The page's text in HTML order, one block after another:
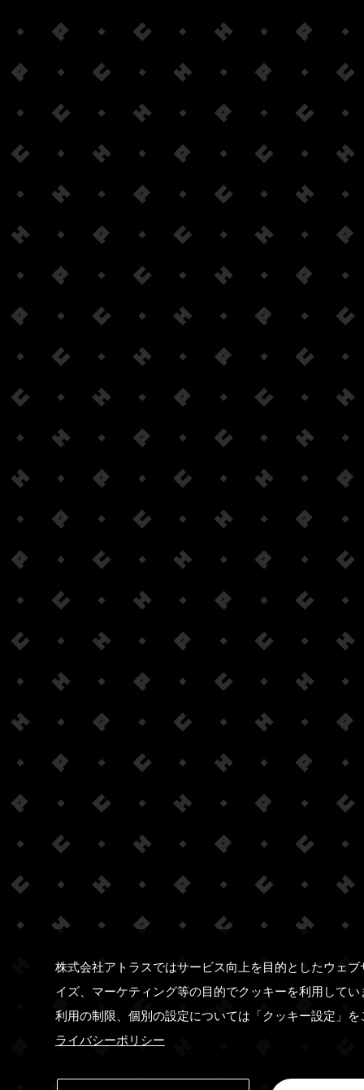
株式会社アトラスではサービス向上を目的としたウェ
イズ、マーケティング等の目的でクッキーを利用して
利用の制限、個別の設定については「クッキー設定」
ライバシーポリシー